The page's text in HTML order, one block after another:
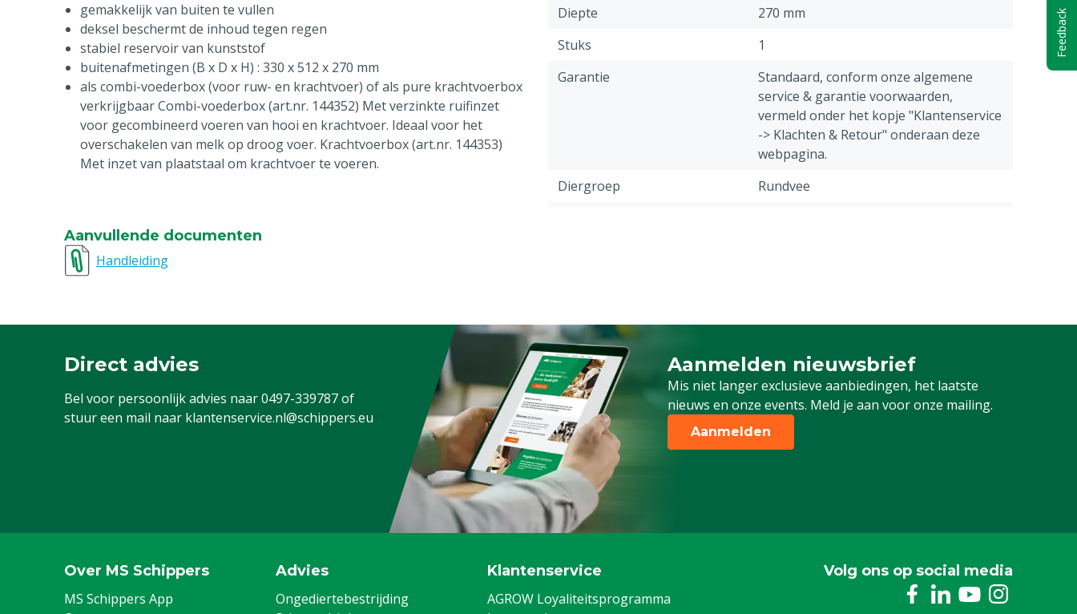
gemakkelijk van buiten te vullen
deksel beschermt de inhoud tegen regen
stabiel reservoir van kunststof
buitenafmetingen (B x D x H) : 330 x 512 x 270 mm
als combi-voederbox (voor ruw- en krachtvoer) of als pure krachtvoerbox
verkrijgbaar Combi-voederbox (art.nr. 144352) Met verzinkte ruifinzet
voor gecombineerd voeren van hooi en krachtvoer. Ideaal voor het
overschakelen van melk op droog voer. Krachtvoerbox (art.nr. 144353)
Met inzet van plaatstaal om krachtvoer te voeren.
Diepte
270 mm
Stuks
1
Garantie
Standaard, conform onze algemene
service & garantie voorwaarden,
vermeld onder het kopje "Klantenservice
-> Klachten & Retour" onderaan deze
webpagina.
Diergroep
Rundvee
Aanvullende documenten
Handleiding
Direct advies
Bel voor persoonlijk advies naar0497-339787of
stuur een mail naar klantenservice.nl@schippers.eu
Aanmelden nieuwsbrief
Mis niet langer exclusieve aanbiedingen, het laatste
nieuws en onze events. Meld je aan voor onze mailing.
Schrijf je in voor onze nieuwsbrief
Aanmelden
Over MS Schippers
MS Schippers App
Advies
Ongediertebestrijding
Klantenservice
AGROW Loyaliteitsprogramma
Volg ons op social media
Feedback